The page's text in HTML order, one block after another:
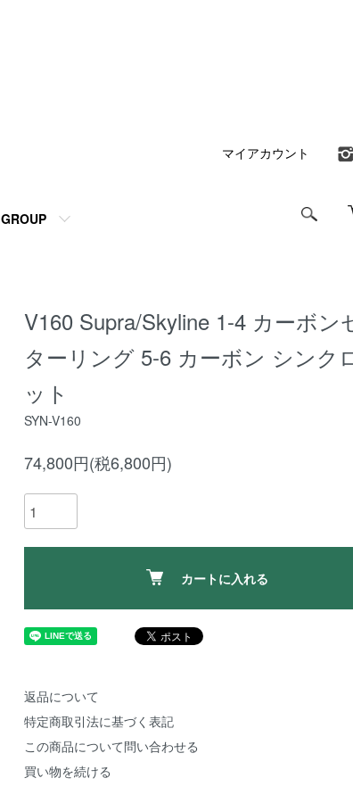
GROUP
マイアカウント
V160 Supra/Skyline 1-4 カーボン
ターリング 5-6 カーボン シンク
ット
SYN-V160
74,800円(税6,800円)
カートに入れる
返品について
特定商取引法に基づく表記
この商品について問い合わせる
買い物を続ける